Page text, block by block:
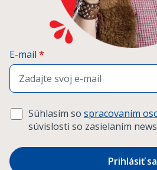
E-mail *
Súhlasím so spracovaním
súvislosti so zasielaním
Prihlásiť sa